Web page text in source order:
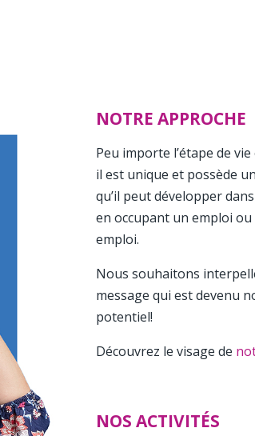
NOTRE APPROCHE
Peu importe l’étape de
il est unique et possède
qu’il peut développer
en occupant un emploi
emploi.
Nous souhaitons
message qui est devenu
potentiel!
Découvrez le visage de
NOS ACTIVITÉS